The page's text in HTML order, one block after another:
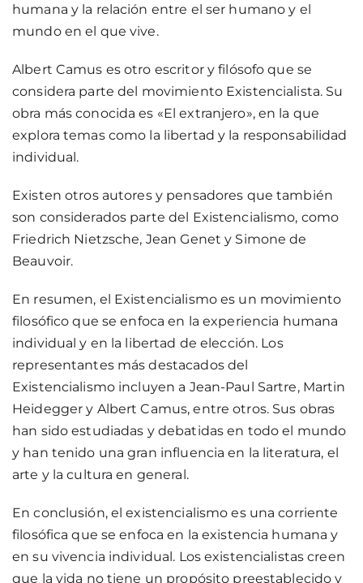
humana y la relación entre el ser humano y el
mundo en el que vive.
Albert Camus es otro escritor y filósofo que se
considera parte del movimiento Existencialista. Su
obra más conocida es «El extranjero», en la que
explora temas como la libertad y la responsabilidad
individual.
Existen otros autores y pensadores que también
son considerados parte del Existencialismo, como
Friedrich Nietzsche, Jean Genet y Simone de
Beauvoir.
En resumen, el Existencialismo es un movimiento
filosófico que se enfoca en la experiencia humana
individual y en la libertad de elección. Los
representantes más destacados del
Existencialismo incluyen a Jean-Paul Sartre, Martin
Heidegger y Albert Camus, entre otros. Sus obras
han sido estudiadas y debatidas en todo el mundo
y han tenido una gran influencia en la literatura, el
arte y la cultura en general.
En conclusión, el existencialismo es una corriente
filosófica que se enfoca en la existencia humana y
en su vivencia individual. Los existencialistas creen
que la vida no tiene un propósito preestablecido y